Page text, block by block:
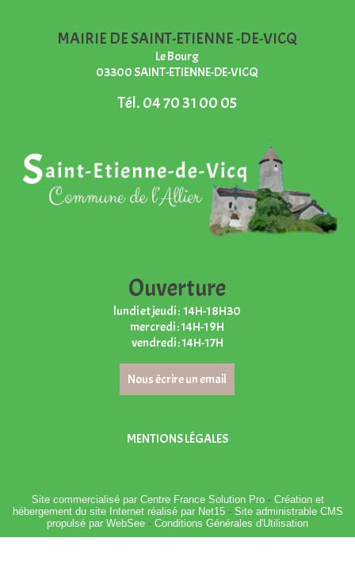
MAIRIE DE SAINT-ETIENNE -DE-VICQ
Le Bourg
03300 SAINT-ETIENNE-DE-VICQ
Tél. 04 70 31 00 05
Ouverture
lundi et jeudi : 14H-18H30
mercredi : 14H-19H
vendredi : 14H-17H
Nous écrire un email
MENTIONS LÉGALES
Site commercialisé par Centre France Solution Pro- Création et
hébergement du site Internet réalisé par Net15- Site administrable CMS
propulsé par WebSee - Conditions Générales d'Utilisation